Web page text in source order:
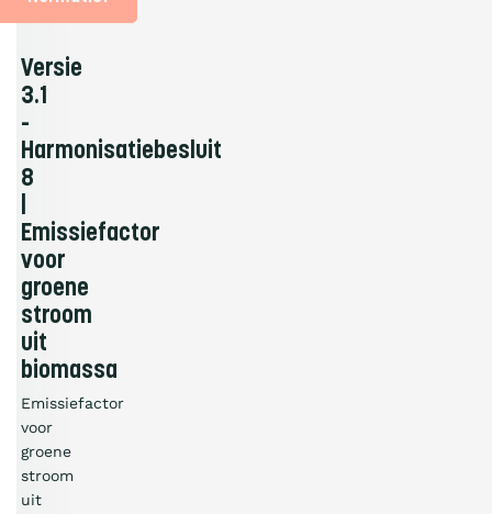
Versie
3.1
-
Harmonisatiebesluit
8
Emissiefactor
voor
groene
stroom
uit
biomassa
Emissiefactor
voor
groene
stroom
uit